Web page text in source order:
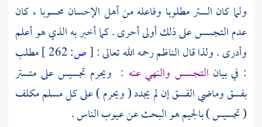
ولما كان الستر مطلوبا وفاعله من أهل الإحسان محسوبا ، كان
عدم التجسس على ذلك أولى أحرى . كما أخبر به الذي هو أعلم
وأدرى . ولذا قالالناظمرحمه الله تعالى :[ص:
مطلب
: في بيان التجسس والنهي عنه : ويحرم تجسيس على متستر
بفسق وماضي الفسق إن لم يجدد ( ويحرم ) على كل مسلم مكلف
( تجسيس ) بالجيم هو البحث عن عيوب الناس .